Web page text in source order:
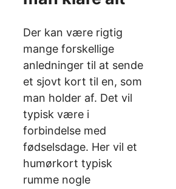
Der kan være rigtig
mange forskellige
anledninger til at sende
et sjovt kort til en, som
man holder af. Det vil
typisk være i
forbindelse med
fødselsdage. Her vil et
humørkort typisk
rumme nogle